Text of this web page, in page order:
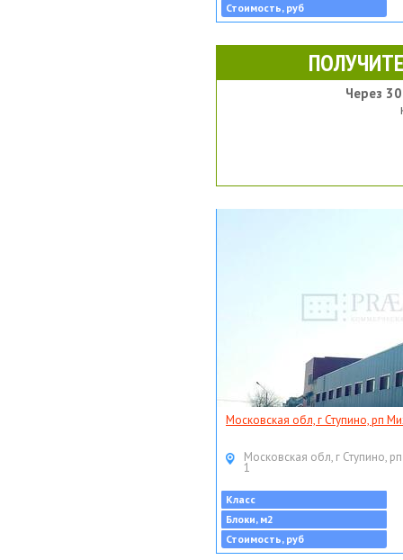
Стоимость, руб
Через
Московская обл, г Ступино, рп
Московская обл, г Ступино,
1
Класс
Блоки, м2
Стоимость, руб